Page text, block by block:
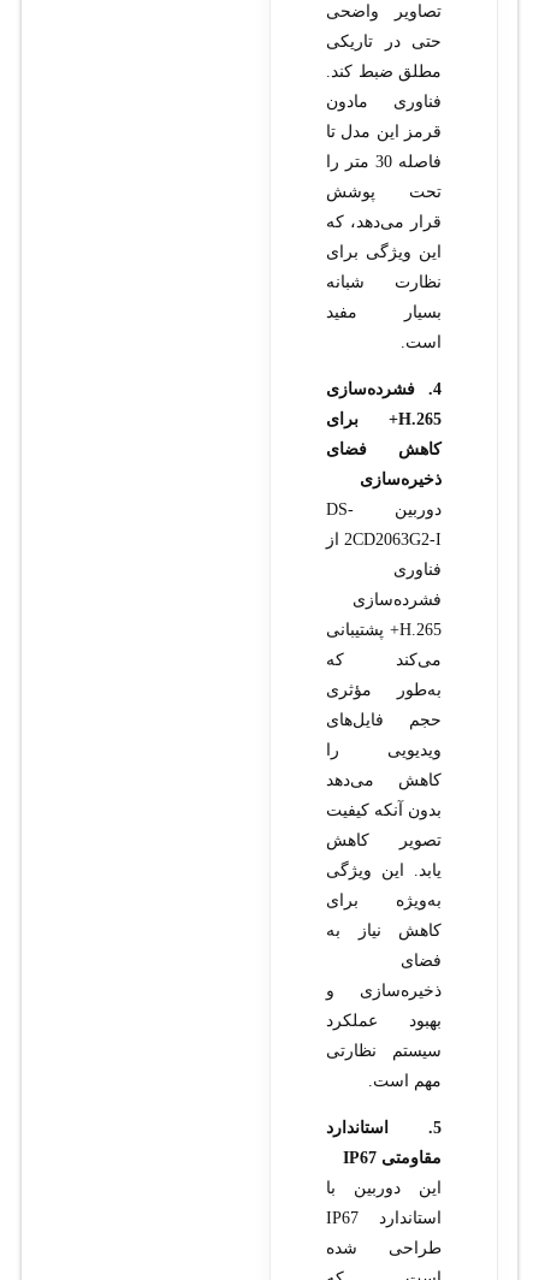
تصاویر واضحی
حتی در تاریکی
مطلق ضبط کند.
فناوری مادون
قرمز این مدل تا
فاصله 30 متر را
تحت پوشش
قرار می‌دهد، که
این ویژگی برای
نظارت شبانه
بسیار مفید
است.
4. فشرده‌سازی
H.265+ برای
کاهش فضای
ذخیره‌سازی
دوربین DS-
2CD2063G2-I از
فناوری
فشرده‌سازی
H.265+ پشتیبانی
می‌کند که
به‌طور مؤثری
حجم فایل‌های
ویدیویی را
کاهش می‌دهد
بدون آنکه کیفیت
تصویر کاهش
یابد. این ویژگی
به‌ویژه برای
کاهش نیاز به
فضای
ذخیره‌سازی و
بهبود عملکرد
سیستم نظارتی
مهم است.
5. استاندارد
مقاومتی IP67
این دوربین با
استاندارد IP67
طراحی شده